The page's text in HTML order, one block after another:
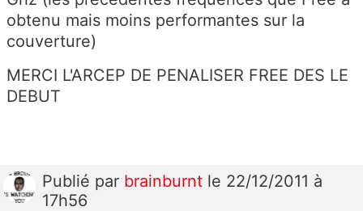
obtenu mais moins performantes sur la
couverture)
MERCI L'ARCEP DE PENALISER FREE DES LE
DEBUT
Publié par brainburnt le 22/12/2011 à
17h56